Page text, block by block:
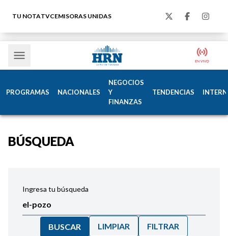
TU NOTATVCEMISORAS UNIDAS
PROGRAMAS NACIONALES
NEGOCIOS
Y
FINANZAS
TENDENCIAS
BÚSQUEDA
Ingresa tu búsqueda
BUSCAR LIMPIAR FILTRAR